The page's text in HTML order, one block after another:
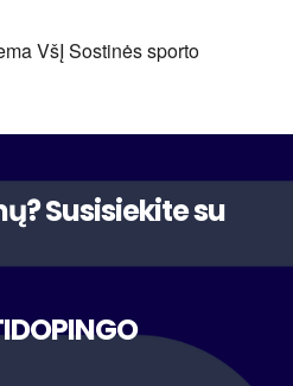
VšĮ Sostinės sporto
Susisiekite su